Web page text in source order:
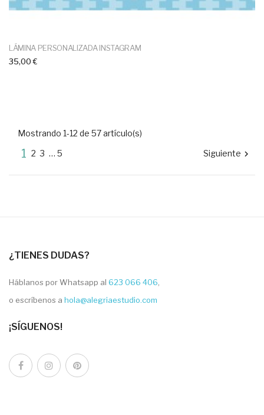
LÁMINA PERSONALIZADA INSTAGRAM
35,00 €
Mostrando 1-12 de 57 artículo(s)
1 23 … 5 Siguiente 
¿TIENES DUDAS?
Háblanos por Whatsapp al 623 066 406,
o escríbenos a hola@alegriaestudio.com
¡SÍGUENOS!